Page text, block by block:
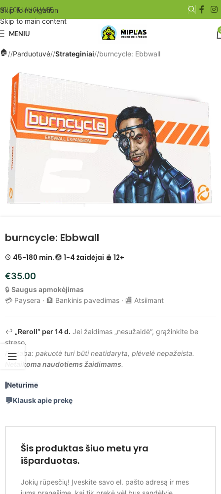
Skip to navigation
Skip to main content
SELECT LANGUAGE
MENIU
/ Parduotuvė/ Strateginiai/ burncycle: Ebbwall
burncycle: Ebbwall
45-180 min. 1-4 žaidėjai 12+
€35.00
🔒 Saugus apmokėjimas
💳 Paysera · 🏦 Bankinis pavedimas · 🏬 Atsiimant
↩️ „Reroll“ per 14 d. Jei žaidimas „nesužaidė“, grąžinkite be
streso.
Pastaba: pakuotė turi būti neatidaryta, plėvelė nepažeista.
Netaikoma naudotiems žaidimams.
Neturime
Klausk apie prekę
Šis produktas šiuo metu yra
išparduotas.
Jokių rūpesčių! Įveskite savo el. pašto adresą ir mes